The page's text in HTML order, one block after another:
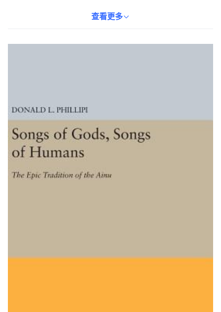
阿伊努人歷史、信仰和生活方式的重要途徑。精裝本的設計使其更
查看更多